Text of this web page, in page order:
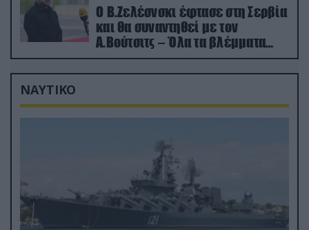
Ο Β.Ζελέσνσκι έφτασε στη Σερβία
και θα συναντηθεί με τον
Α.Βούτσιτς – Όλα τα βλέμματα
στις σχέσεις με τη Ρωσία
ΝΑΥΤΙΚΟ